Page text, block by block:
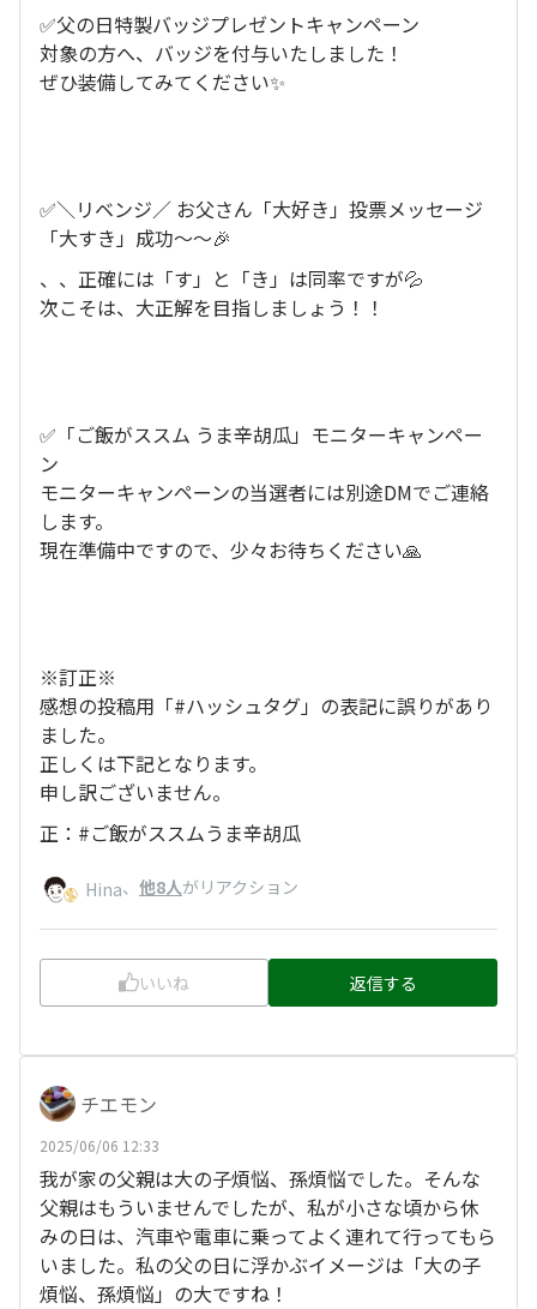
✅父の日特製バッジプレゼントキャンペーン
対象の方へ、バッジを付与いたしました！
ぜひ装備してみてください✨
✅＼リベンジ／ お父さん「大好き」投票メッセージ
「大すき」成功～～🎉
、、正確には「す」と「き」は同率ですが💦
次こそは、大正解を目指しましょう！！
✅「ご飯がススム うま辛胡瓜」モニターキャンペー
ン
モニターキャンペーンの当選者には別途DMでご連絡
します。
現在準備中ですので、少々お待ちください🙏
※訂正※
感想の投稿用「#ハッシュタグ」の表記に誤りがあり
ました。
正しくは下記となります。
申し訳ございません。
正：#ご飯がススムうま辛胡瓜
Hina、 他8人がリアクション
いいね 返信する
チエモン
2025/06/06 12:33
我が家の父親は大の子煩悩、孫煩悩でした。そんな
父親はもういませんでしたが、私が小さな頃から休
みの日は、汽車や電車に乗ってよく連れて行ってもら
いました。私の父の日に浮かぶイメージは「大の子
煩悩、孫煩悩」の大ですね！